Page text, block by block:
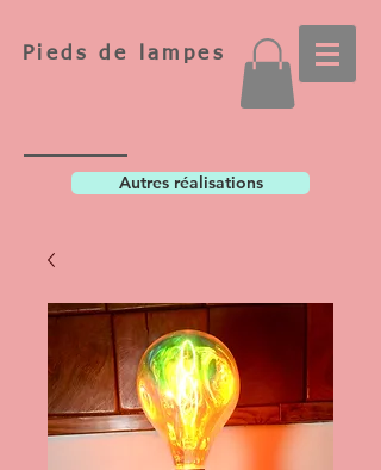
Pieds de lampes
Autres réalisations